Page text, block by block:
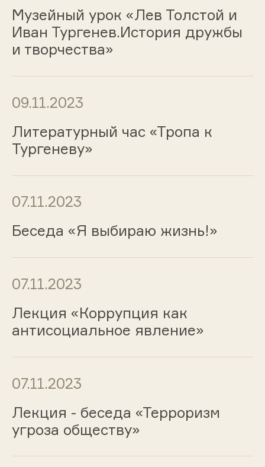
Музейный урок «Лев Толстой и
Иван Тургенев.История дружбы
и творчества»
09.11.2023
Литературный час «Тропа к
Тургеневу»
07.11.2023
Беседа «Я выбираю жизнь!»
07.11.2023
Лекция «Коррупция как
антисоциальное явление»
07.11.2023
Лекция - беседа «Терроризм
угроза обществу»